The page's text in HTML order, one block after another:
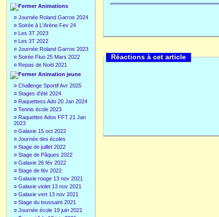
Animations
¤ Journée Roland Garros 2024
¤ Soirée à L'Arène Fev 24
¤ Les 3T 2023
¤ Les 3T 2022
¤ Journée Roland Garros 2023
¤ Soirée Fluo 25 Mars 2022
¤ Repas de Noël 2021
Animation jeune
¤ Challenge Sportif Avr 2025
¤ Stages d'été 2024
¤ Raquettess Ado 20 Jan 2024
¤ Tennis école 2023
¤ Raquettes Ados FFT 21 Jan
2023
¤ Galaxie 15 oct 2022
¤ Journée des écoles
¤ Stage de juillet 2022
¤ Stage de Pâques 2022
¤ Galaxie 26 fév 2022
¤ Stage de fév 2022
¤ Galaxie rouge 13 nov 2021
¤ Galaxie violet 13 nov 2021
¤ Galaxie vert 13 nov 2021
¤ Stage du toussaint 2021
¤ Journée école 19 juin 2021
Réactions à cet article